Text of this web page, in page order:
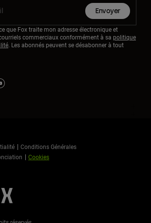
Envoyer
que Fox traite mon adresse électronique et
commerciaux conformément à sa politique
. Les abonnés peuvent se désabonner à tout
Conditions Générales
Cookies